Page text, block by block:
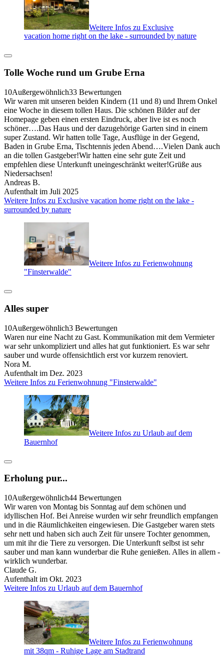
Weitere Infos zu Exclusive
vacation home right on the lake - surrounded by nature
Tolle Woche rund um Grube Erna
10Außergewöhnlich33 Bewertungen
Wir waren mit unseren beiden Kindern (11 und 8) und Ihrem Onkel
eine Woche in diesem tollen Haus. Die schönen Bilder auf der
Homepage geben einen ersten Eindruck, aber live ist es noch
schöner….Das Haus und der dazugehörige Garten sind in einem
super Zustand. Wir hatten tolle Tage, Ausflüge in der Gegend,
Baden in Grube Erna, Tischtennis jeden Abend….Vielen Dank auch
an die tollen Gastgeber!Wir hatten eine sehr gute Zeit und
empfehlen diese Unterkunft uneingeschränkt weiter!Grüße aus
Niedersachsen!
Andreas B.
Aufenthalt im Juli 2025
Weitere Infos zu Exclusive vacation home right on the lake -
surrounded by nature
Weitere Infos zu Ferienwohnung
"Finsterwalde"
Alles super
10Außergewöhnlich3 Bewertungen
Waren nur eine Nacht zu Gast. Kommunikation mit dem Vermieter
war sehr unkompliziert und alles hat gut funktioniert. Es war sehr
sauber und wurde offensichtlich erst vor kurzem renoviert.
Nora M.
Aufenthalt im Dez. 2023
Weitere Infos zu Ferienwohnung "Finsterwalde"
Weitere Infos zu Urlaub auf dem
Bauernhof
Erholung pur...
10Außergewöhnlich44 Bewertungen
Wir waren von Montag bis Sonntag auf dem schönen und
idyllischen Hof. Bei Anreise wurden wir sehr freundlich empfangen
und in die Räumlichkeiten eingewiesen. Die Gastgeber waren stets
sehr nett und haben sich auch Zeit für unsere Tochter genommen,
um mit ihr die Tiere zu versorgen. Die Unterkunft selbst ist sehr
sauber und man kann wunderbar die Ruhe genießen. Alles in allem -
wirklich wunderbar.
Claude G.
Aufenthalt im Okt. 2023
Weitere Infos zu Urlaub auf dem Bauernhof
Weitere Infos zu Ferienwohnung
mit 38qm - Ruhige Lage am Stadtrand